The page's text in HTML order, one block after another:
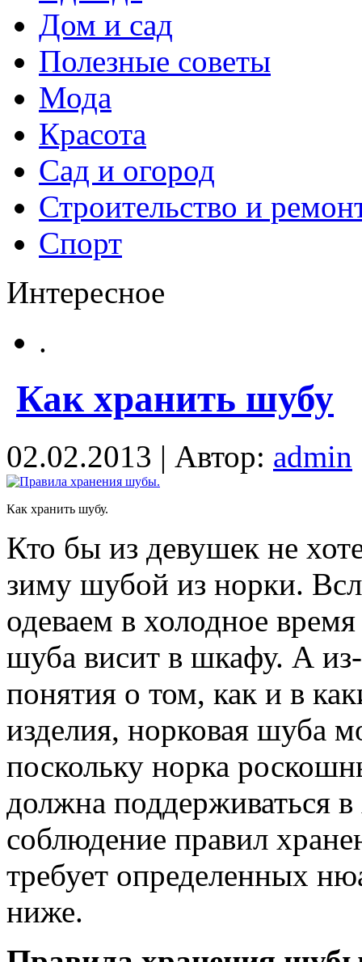
Дом и сад
Полезные советы
Мода
Красота
Сад и огород
Строительство и
Спорт
Интересное
.
Как хранить шубу
02.02.2013 | Автор: admin
Как хранить шубу.
Кто бы из девушек не
зиму шубой из норки.
одеваем в холодное
шуба висит в шкафу. А
понятия о том, как и в
изделия, норковая шуба
поскольку норка
должна поддерживаться
соблюдение правил
требует определенных
ниже.